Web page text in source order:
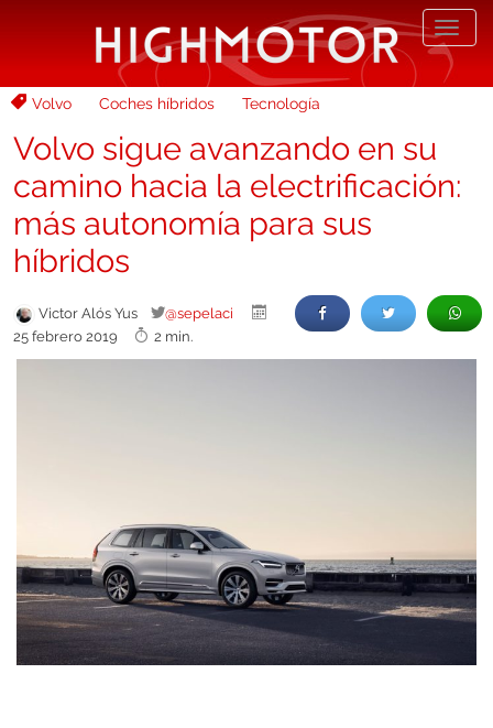
Volvo Coches híbridos Tecnología
Volvo sigue avanzando en su
camino hacia la electrificación:
más autonomía para sus
híbridos
Victor Alós Yus
@sepelaci
25 febrero 2019
2 min.